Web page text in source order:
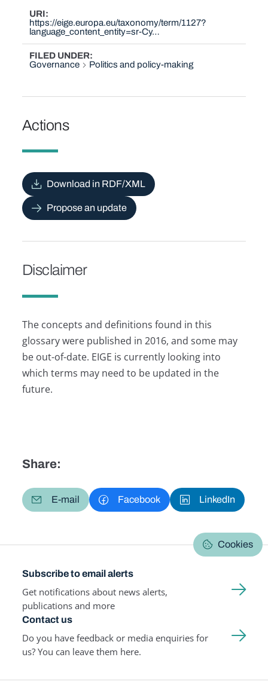
URI
https://eige.europa.eu/taxonomy/term/1127?
language_content_entity=sr-Cy…
FILED UNDER
Governance
Politics and policy-making
Actions
Download in RDF/XML
Propose an update
Disclaimer
The concepts and definitions found in this
glossary were published in 2016, and some may
be out-of-date. EIGE is currently looking into
which terms may need to be updated in the
future.
Share:
E-mail Facebook LinkedIn
Cookies
Subscribe to email alerts
Get notifications about news alerts,
publications and more
Contact us
Do you have feedback or media enquiries for
us? You can leave them here.